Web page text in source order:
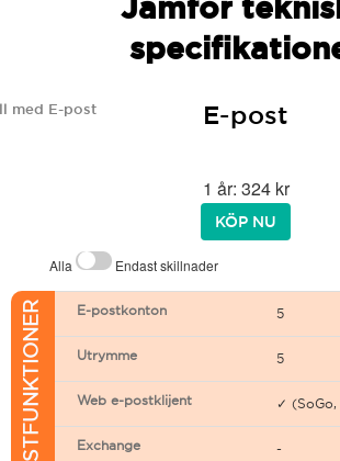
med E-post E-post
1 år: 324 kr
KÖP NU
Alla Endast skillnader
E-POSTFUNKTIONER E-postkonton 5
Utrymme 5
Web e-postklijent ✓
Exchange -